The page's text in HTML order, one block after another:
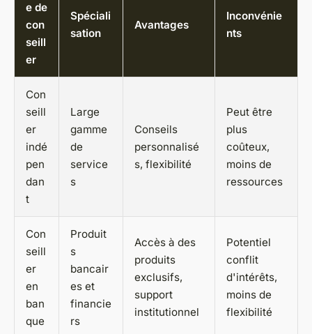
e de
con
seill
er
Spéciali
sation
Avantages
Inconvénie
nts
Con
seill
er
indé
pen
dan
t
Large
gamme
de
service
s
Conseils
personnalisé
s, flexibilité
Peut être
plus
coûteux,
moins de
ressources
Con
seill
er
en
ban
que
Produit
s
bancair
es et
financie
rs
Accès à des
produits
exclusifs,
support
institutionnel
Potentiel
conflit
d'intérêts,
moins de
flexibilité